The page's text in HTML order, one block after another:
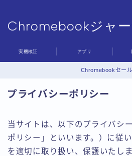
Chromebookジャ
Chromebookジャーナル
Sample Page
デモプリセット記事 #6
利用規約／特定商取引法に基づく
運営者情報
実機検証 アプリ
Chromebookセー
プライバシーポリシー
当サイトは、以下のプライバシ
ポリシー」といいます。）に従
を適切に取り扱い、保護いたしま